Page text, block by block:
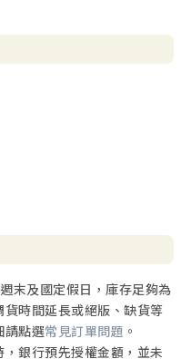
末及國定假日，庫存足夠為
時間延長或絕版、缺貨等
請點選常見訂單問題 。
銀行預先授權金額，並未